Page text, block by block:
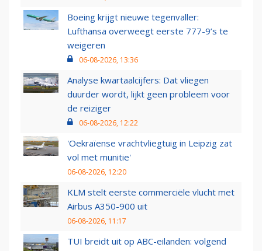
Boeing krijgt nieuwe tegenvaller:
Lufthansa overweegt eerste 777-9’s te
weigeren
06-08-2026, 13:36
Analyse kwartaalcijfers: Dat vliegen
duurder wordt, lijkt geen probleem voor
de reiziger
06-08-2026, 12:22
'Oekraïense vrachtvliegtuig in Leipzig zat
vol met munitie'
06-08-2026, 12:20
KLM stelt eerste commerciële vlucht met
Airbus A350-900 uit
06-08-2026, 11:17
TUI breidt uit op ABC-eilanden: volgend